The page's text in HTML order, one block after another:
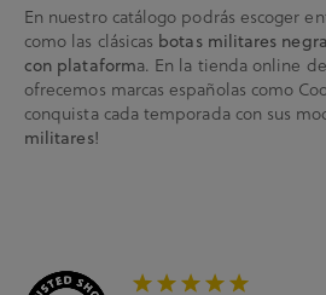
En nuestro catálogo podrás escoger
como las clásicas botas militares
con plataforma. En la tienda online
ofrecemos marcas españolas como
conquista cada temporada con sus
militares!